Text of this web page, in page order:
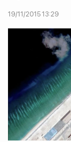
19/11/2015 13:29